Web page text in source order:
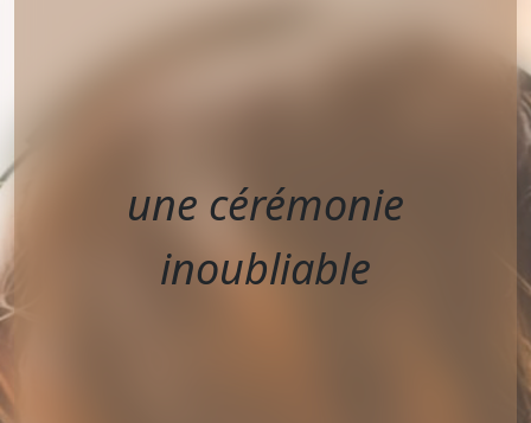
une cérémonie
inoubliable